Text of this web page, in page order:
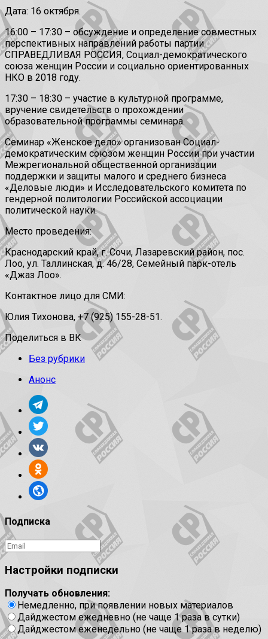
Дата: 16 октября.
16:00 – 17:30 – обсуждение и определение совместных
перспективных направлений работы партии
СПРАВЕДЛИВАЯ РОССИЯ, Социал-демократического
союза женщин России и социально ориентированных
НКО в 2018 году.
17:30 – 18:30 – участие в культурной программе,
вручение свидетельств о прохождении
образовательной программы семинара.
Семинар «Женское дело» организован Социал-
демократическим союзом женщин России при участии
Межрегиональной общественной организации
поддержки и защиты малого и среднего бизнеса
«Деловые люди» и Исследовательского комитета по
гендерной политологии Российской ассоциации
политической науки.
Место проведения:
Краснодарский край, г. Сочи, Лазаревский район, пос.
Лоо, ул. Таллинская, д. 46/28, Семейный парк-отель
«Джаз Лоо».
Контактное лицо для СМИ:
Юлия Тихонова, +7 (925) 155-28-51.
Поделиться в ВК
Без рубрики
Анонс
Подписка
Настройки подписки
Получать обновления:
Немедленно, при появлении новых материалов
Дайджестом ежедневно (не чаще 1 раза в сутки)
Дайджестом еженедельно (не чаще 1 раза в неделю)